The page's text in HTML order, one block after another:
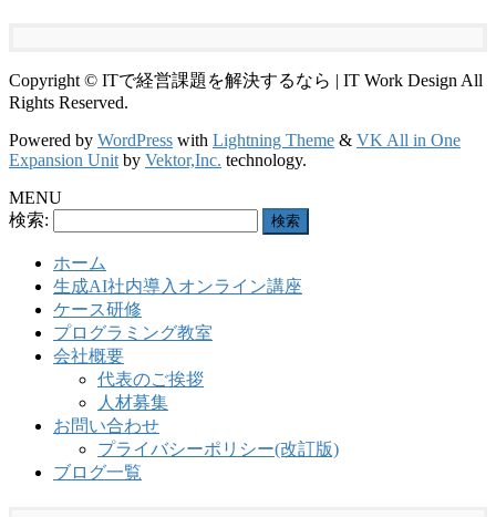
Copyright © ITで経営課題を解決するなら | IT Work Design All
Rights Reserved.
Powered by WordPress with Lightning Theme & VK All in One
Expansion Unit by Vektor,Inc. technology.
MENU
検索:
ホーム
生成AI社内導入オンライン講座
ケース研修
プログラミング教室
会社概要
代表のご挨拶
人材募集
お問い合わせ
プライバシーポリシー(改訂版)
ブログ一覧